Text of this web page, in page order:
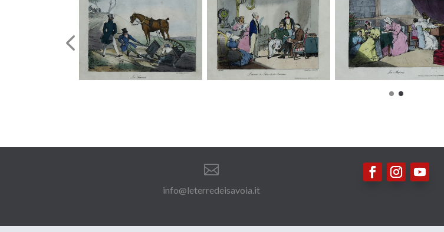

info@leterredeisavoia.it